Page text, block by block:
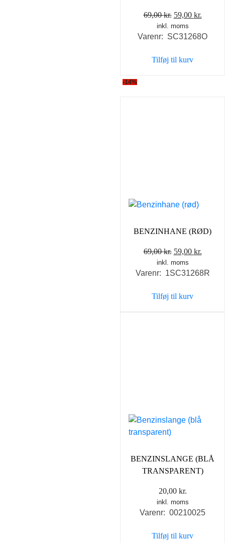
69,00kr. Den
oprindelige
pris
69,00 kr..
59,00 kr.
pris
inkl. moms
Varenr: SC31268O
Tilføj til kurv
-14%
BENZINHANE (RØD)
69,00kr. Den
oprindelige
pris
69,00 kr..
59,00 kr.
pris
inkl. moms
Varenr: 1SC31268R
Tilføj til kurv
BENZINSLANGE (BLÅ
TRANSPARENT)
20,00 kr.
inkl. moms
Varenr: 00210025
Tilføj til kurv